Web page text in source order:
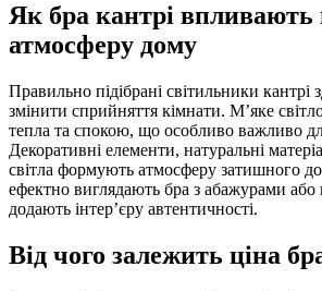
Як бра кантрі впливають
атмосферу дому
Правильно підібрані світильники кантрі
змінити сприйняття кімнати. М’яке
тепла та спокою, що особливо важливо
Декоративні елементи, натуральні
світла формують атмосферу затишного
ефектно виглядають бра з абажурами або
додають інтер’єру автентичності.
Від чого залежить ціна